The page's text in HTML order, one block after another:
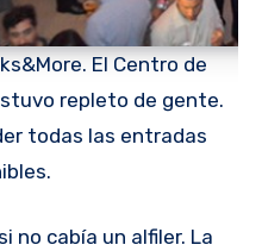
El Centro de
repleto de gente.
todas las entradas